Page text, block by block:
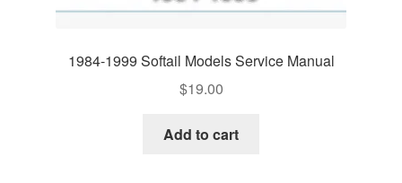
1984-1999 Softail Models Service Manual
$19.00
Add to cart